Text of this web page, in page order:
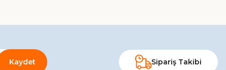
Kaydet Sipariş Takibi